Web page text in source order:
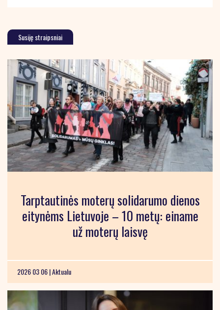
Susiję straipsniai
Tarptautinės moterų solidarumo dienos
eitynėms Lietuvoje – 10 metų: einame
už moterų laisvę
2026 03 06 |Aktualu